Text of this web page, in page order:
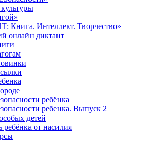
Книга. Интеллект. Творчество»
онлайн диктант
ребёнка
ребенка. Выпуск 2
детей
ребёнка от насилия